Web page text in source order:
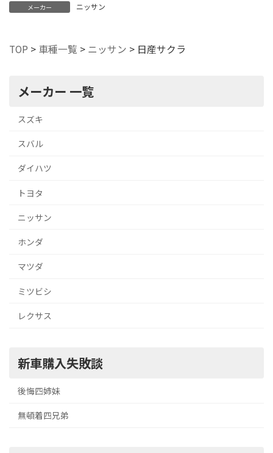
メーカー ニッサン
TOP > 車種一覧 > ニッサン > 日産サクラ
メーカー 一覧
スズキ
スバル
ダイハツ
トヨタ
ニッサン
ホンダ
マツダ
ミツビシ
レクサス
新車購入失敗談
後悔四姉妹
無頓着四兄弟